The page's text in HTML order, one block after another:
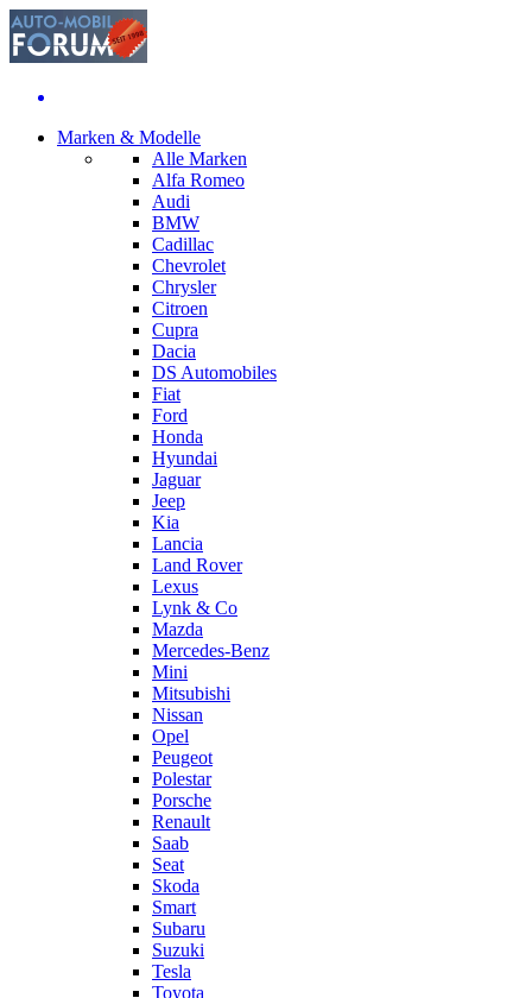
Marken & Modelle
Alle Marken
Alfa Romeo
Audi
BMW
Cadillac
Chevrolet
Chrysler
Citroen
Cupra
Dacia
DS Automobiles
Fiat
Ford
Honda
Hyundai
Jaguar
Jeep
Kia
Lancia
Land Rover
Lexus
Lynk & Co
Mazda
Mercedes-Benz
Mini
Mitsubishi
Nissan
Opel
Peugeot
Polestar
Porsche
Renault
Saab
Seat
Skoda
Smart
Subaru
Suzuki
Tesla
Toyota